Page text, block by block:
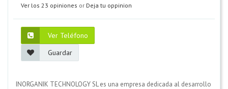
Ver los 23 opiniones or Deja tu oppinion
Ver Teléfono
Guardar
INORGANIK TECHNOLOGY SL es una empresa dedicada al desarrollo